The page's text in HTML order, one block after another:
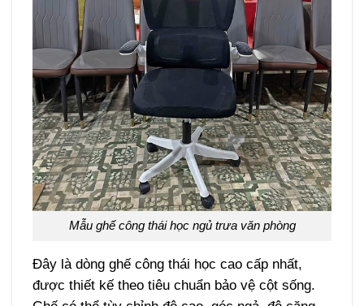
Mẫu ghế công thái học ngủ trưa văn phòng
Đây là dòng ghế công thái học cao cấp nhất,
được thiết kế theo tiêu chuẩn bảo vệ cột sống.